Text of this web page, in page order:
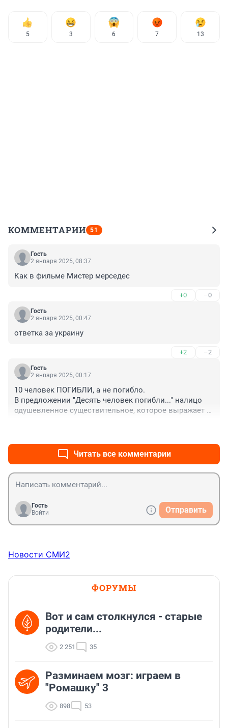
5 3 6 7 13
КОММЕНТАРИИ 51
Гость
2 января 2025, 08:37
Как в фильме Мистер мерседес
+0 –0
Гость
2 января 2025, 00:47
ответка за украину
+2 –2
Гость
2 января 2025, 00:17
10 человек ПОГИБЛИ, а не погибло.
В предложении "Десять человек погибли..." налицо
одушевленное существительное, которое выражает
Читать все комментарии
Гость
Войти
Отправить
Новости СМИ2
ФОРУМЫ
Вот и сам столкнулся - старые
родители...
2 251 35
Разминаем мозг: играем в
"Ромашку" 3
898 53